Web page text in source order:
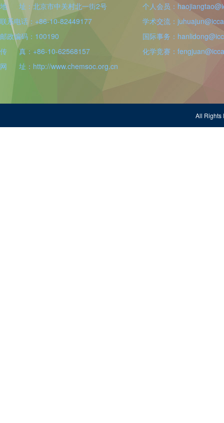
地 址：北京市中关村北一街2号
联系电话：+86-10-82449177
邮政编码：100190
传 真：+86-10-62568157
网 址：http://www.chemsoc.org.cn
个人会员：
学术交流：
国际事务：
化学竞赛：
All Rights